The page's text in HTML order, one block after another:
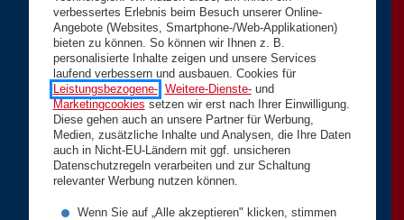
verbessertes Erlebnis beim Besuch unserer Online-
Angebote (Websites, Smartphone-/Web-Applikationen)
bieten zu können. So können wir Ihnen z. B.
personalisierte Inhalte zeigen und unsere Services
laufend verbessern und ausbauen. Cookies für
Leistungsbezogene-, Weitere-Dienste-und
Marketingcookies setzen wir erst nach Ihrer Einwilligung.
Diese gehen auch an unsere Partner für Werbung,
Medien, zusätzliche Inhalte und Analysen, die Ihre Daten
auch in Nicht-EU-Ländern mit ggf. unsicheren
Datenschutzregeln verarbeiten und zur Schaltung
relevanter Werbung nutzen können.
Wenn Sie auf „Alle akzeptieren" klicken, stimmen